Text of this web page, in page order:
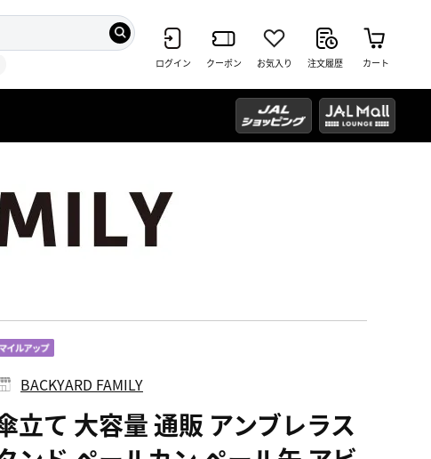
ログイン クーポン お気入り 注文履歴 カート
BACKYARD FAMILY
立て 大容量 通販 アンブレラス